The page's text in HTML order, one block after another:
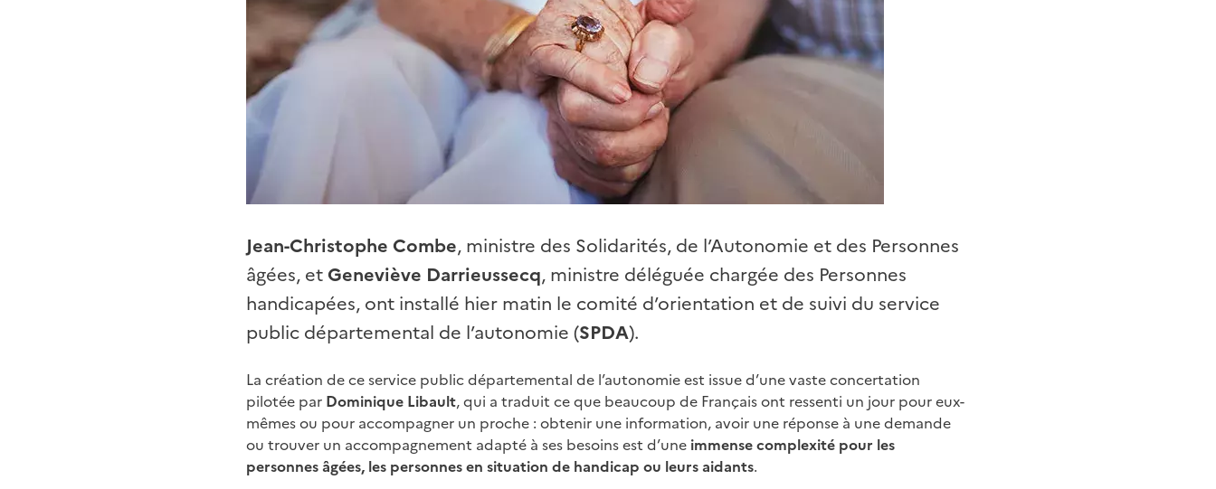
Jean-Christophe Combe, ministre des Solidarités, de l’Autonomie et des Personnes
âgées, et Geneviève Darrieussecq, ministre déléguée chargée des Personnes
handicapées, ont installé hier matin le comité d’orientation et de suivi du service
public départemental de l’autonomie (SPDA).
La création de ce service public départemental de l’autonomie est issue d’une vaste concertation
pilotée par Dominique Libault, qui a traduit ce que beaucoup de Français ont ressenti un jour pour eux-
mêmes ou pour accompagner un proche : obtenir une information, avoir une réponse à une demande
ou trouver un accompagnement adapté à ses besoins est d’une immense complexité pour les
personnes âgées, les personnes en situation de handicap ou leurs aidants.